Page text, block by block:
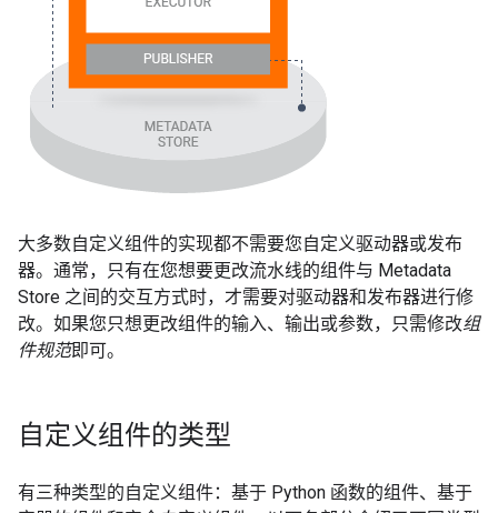
大多数自定义组件的实现都不需要您自定义驱动器或发布
器。通常，只有在您想要更改流水线的组件与 Metadata
Store 之间的交互方式时，才需要对驱动器和发布器进行修
改。如果您只想更改组件的输入、输出或参数，只需修改组
件规范即可。
自定义组件的类型
有三种类型的自定义组件：基于 Python 函数的组件、基于